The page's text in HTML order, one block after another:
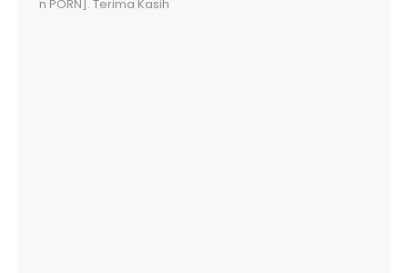
n PORN]. Terima Kasih